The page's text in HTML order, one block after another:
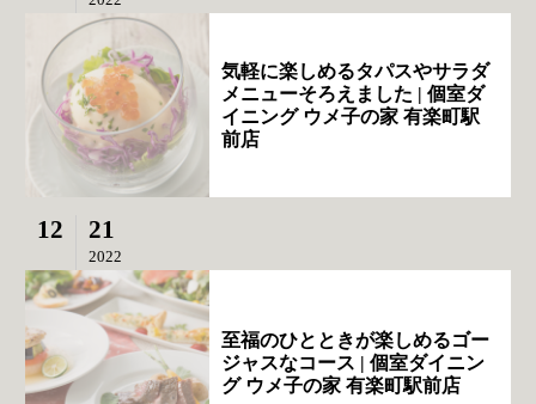
気軽に楽しめるタパスやサラダ
メニューそろえました | 個室ダ
イニング ウメ子の家 有楽町駅
前店
12 21
2022
至福のひとときが楽しめるゴー
ジャスなコース | 個室ダイニン
グ ウメ子の家 有楽町駅前店